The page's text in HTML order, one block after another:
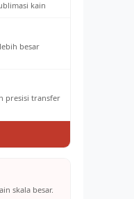
kain
besar
presisi transfer
skala besar.